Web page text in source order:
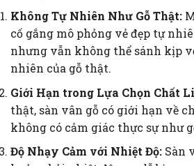
Không Tự Nhiên Như Gỗ Thật:
cố gắng mô phỏng vẻ đẹp tự
nhưng vẫn không thể sánh kịp
nhiên của gỗ thật.
Giới Hạn trong Lựa Chọn Chất
thật, sàn vân gỗ có giới hạn về
không có cảm giác thực sự như
Độ Nhạy Cảm với Nhiệt Độ: Sàn